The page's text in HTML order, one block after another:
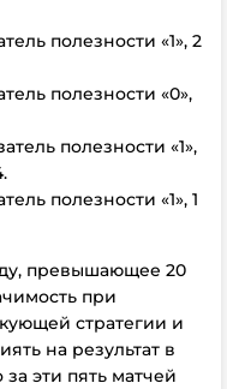
полезности «1», 2
полезности «0»,
полезности «1»,
полезности «1», 1
превышающее 20
при
стратегии и
на результат в
эти пять матчей